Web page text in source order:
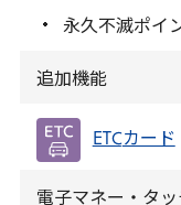
永久不滅ポイ
追加機能
ETCカード
電子マネー・タ